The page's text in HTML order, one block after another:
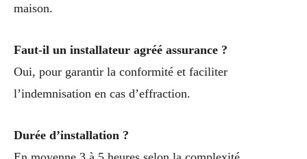
maison.
Faut-il un installateur agréé assurance ?
Oui, pour garantir la conformité et faciliter
l’indemnisation en cas d’effraction.
Durée d’installation ?